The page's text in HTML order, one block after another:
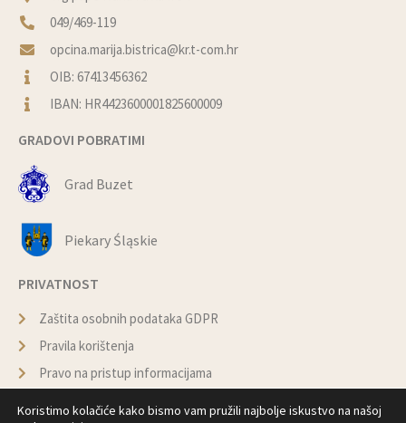
049/469-119
opcina.marija.bistrica@kr.t-com.hr
OIB: 67413456362
IBAN: HR4423600001825600009
GRADOVI POBRATIMI
Grad Buzet
Piekary Śląskie
PRIVATNOST
Zaštita osobnih podataka GDPR
Pravila korištenja
Pravo na pristup informacijama
Koristimo kolačiće kako bismo vam pružili najbolje iskustvo na našoj